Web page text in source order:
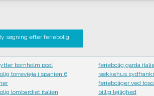
søgning efter feriebolig
bornholm pool
torrevieja i spanien 6
lombardiet italien
feriebolig garda
rækkehus
ferieboliger ved
billig lejlighed